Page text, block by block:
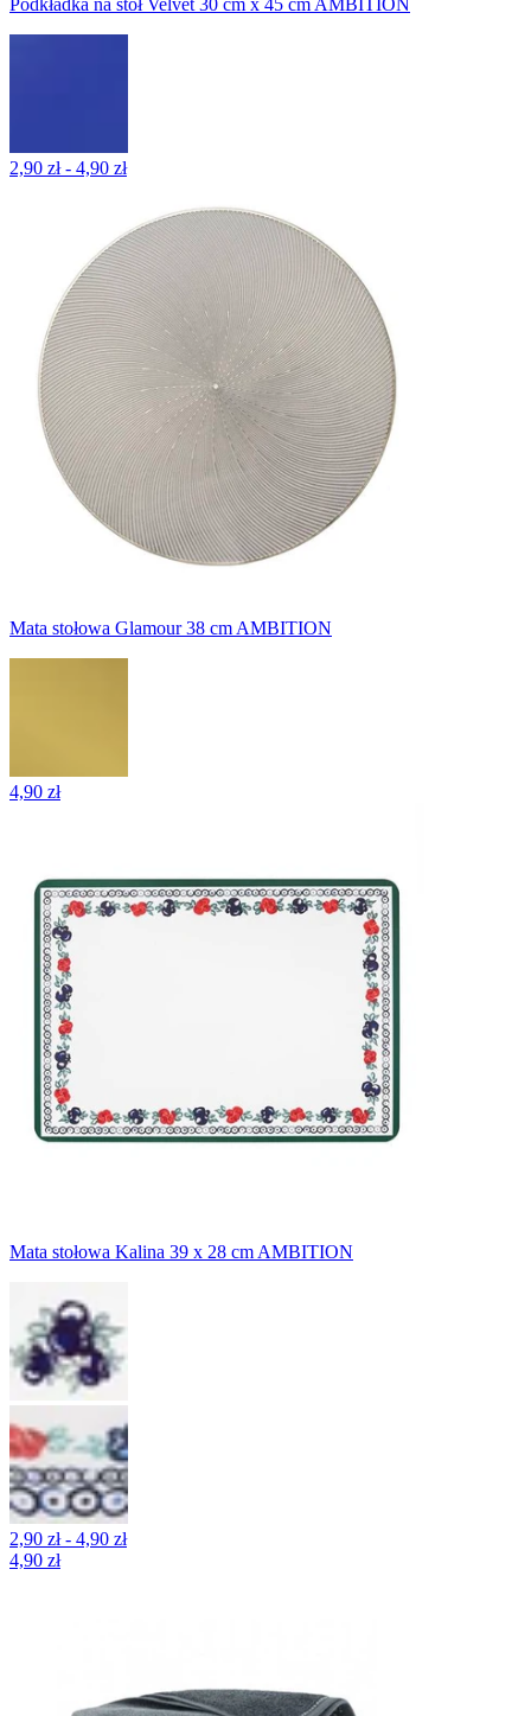
Podkładka na stół Velvet 30 cm x 45 cm AMBITION
2,90 zł - 4,90 zł
Mata stołowa Glamour 38 cm AMBITION
4,90 zł
Mata stołowa Kalina 39 x 28 cm AMBITION
2,90 zł - 4,90 zł
4,90 zł